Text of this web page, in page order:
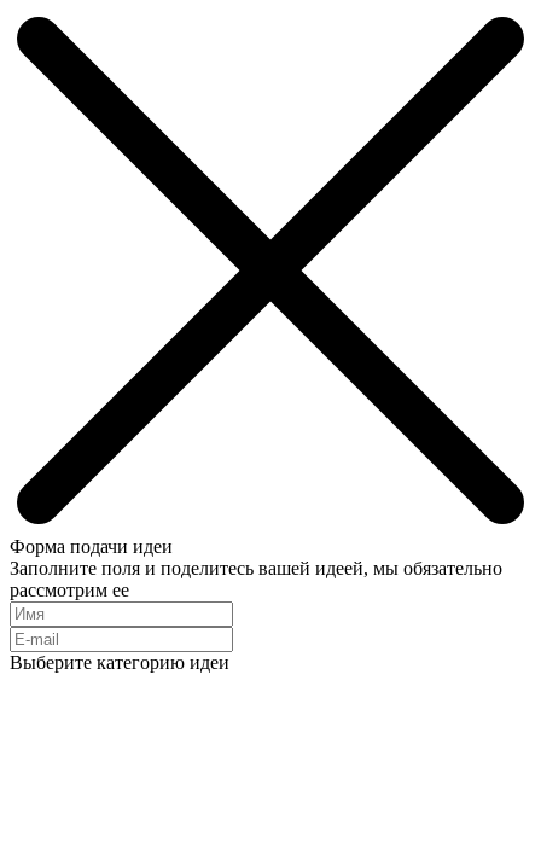
Форма подачи идеи
Заполните поля и поделитесь вашей идеей, мы обязательно
рассмотрим ее
Выберите категорию идеи